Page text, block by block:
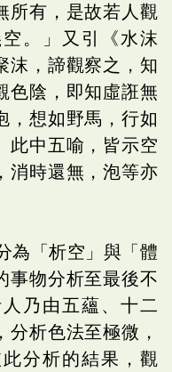
所有，是故若人觀
。」又引《水沫
沫，諦觀察之，知
色陰，即知虛誑無
，想如野馬，行如
此中五喻，皆示空
消時還無，泡等亦
為「析空」與「體
事物分析至最後不
乃由五蘊、十二
分析色法至極微，
分析的結果，觀